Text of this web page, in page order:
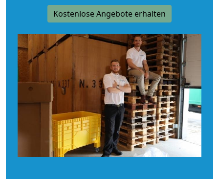
Kostenlose Angebote erhalten